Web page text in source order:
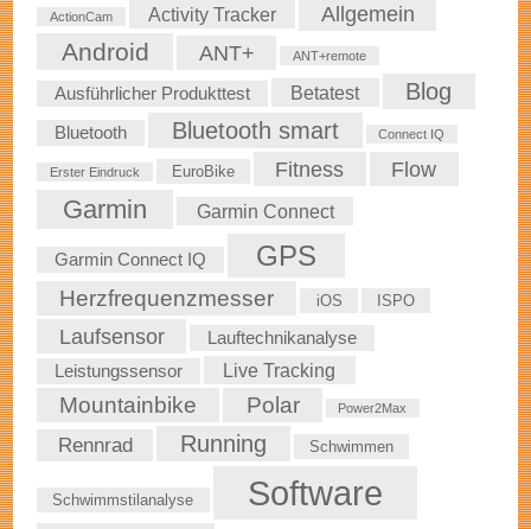
ActionCam Activity Tracker Allgemein
Android ANT+ ANT+remote
Ausführlicher Produkttest Betatest Blog
Bluetooth Bluetooth smart Connect IQ
Erster Eindruck EuroBike Fitness Flow
Garmin Garmin Connect
Garmin Connect IQ GPS
Herzfrequenzmesser iOS ISPO
Laufsensor
Lauftechnikanalyse
Leistungssensor
Live Tracking
Mountainbike Polar Power2Max
Rennrad Running Schwimmen
Schwimmstilanalyse Software